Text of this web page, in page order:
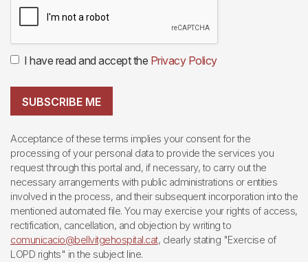
I have read and accept the Privacy Policy
SUBSCRIBE ME
Acceptance of these terms implies your consent for the
processing of your personal data to provide the services you
request through this portal and, if necessary, to carry out the
necessary arrangements with public administrations or entities
involved in the process, and their subsequent incorporation into the
mentioned automated file. You may exercise your rights of access,
rectification, cancellation, and objection by writing to
comunicacio@bellvitgehospital.cat, clearly stating "Exercise of
LOPD rights" in the subject line.